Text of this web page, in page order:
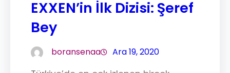
EXXEN’in İlk Dizisi: Şeref
Bey
boransenaa Ara 19, 2020